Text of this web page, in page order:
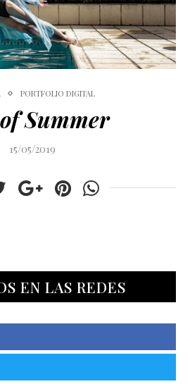
PORTFOLIO DIGITAL
Summer
15/05/2019
EN LAS REDES